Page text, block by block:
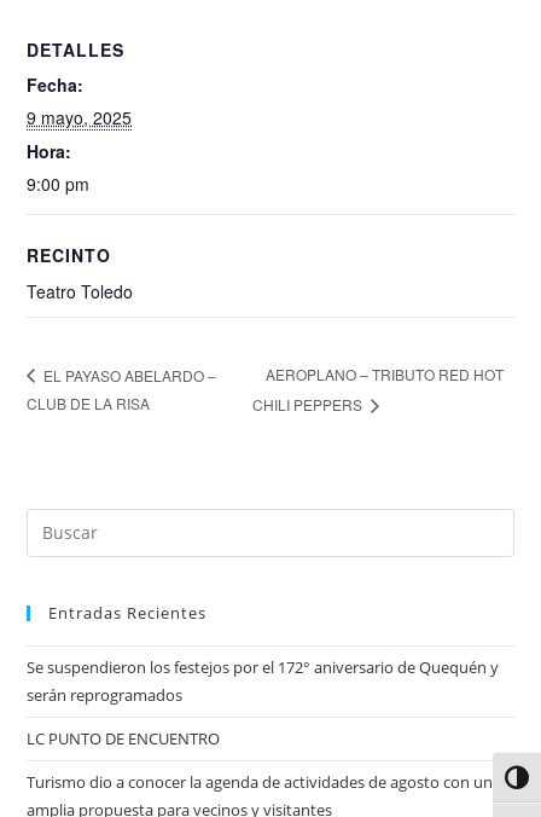
DETALLES
Fecha:
9 mayo, 2025
Hora:
9:00 pm
RECINTO
Teatro Toledo
EL PAYASO ABELARDO –
CLUB DE LA RISA
AEROPLANO – TRIBUTO RED HOT
CHILI PEPPERS
Entradas Recientes
Se suspendieron los festejos por el 172° aniversario de Quequén y
serán reprogramados
LC PUNTO DE ENCUENTRO
Turismo dio a conocer la agenda de actividades de agosto con una
amplia propuesta para vecinos y visitantes